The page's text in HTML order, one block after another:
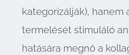
kategorizálják), hanem
termelését stimuláló
hatására megnő a